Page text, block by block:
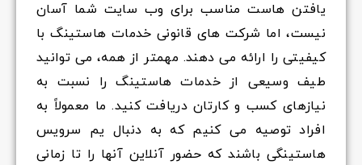
یافتن هاست مناسب برای وب سایت شما آسان
نیست، اما شرکت های قانونی خدمات هاستینگ با
کیفیتی را ارائه می دهند. مهمتر از همه، می توانید
طیف وسیعی از خدمات هاستینگ را نسبت به
نیازهای کسب و کارتان دریافت کنید. ما معمولاً به
افراد توصیه می کنیم که به دنبال یم سرویس
هاستینگی باشند که حضور آنلاین آنها را تا زمانی